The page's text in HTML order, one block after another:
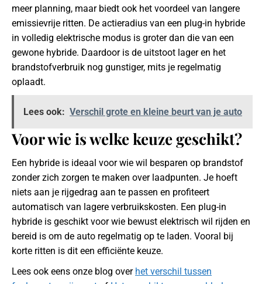
meer planning, maar biedt ook het voordeel van langere
emissievrije ritten. De actieradius van een plug-in hybride
in volledig elektrische modus is groter dan die van een
gewone hybride. Daardoor is de uitstoot lager en het
brandstofverbruik nog gunstiger, mits je regelmatig
oplaadt.
Lees ook: Verschil grote en kleine beurt van je auto
Voor wie is welke keuze geschikt?
Een hybride is ideaal voor wie wil besparen op brandstof
zonder zich zorgen te maken over laadpunten. Je hoeft
niets aan je rijgedrag aan te passen en profiteert
automatisch van lagere verbruikskosten. Een plug-in
hybride is geschikt voor wie bewust elektrisch wil rijden en
bereid is om de auto regelmatig op te laden. Vooral bij
korte ritten is dit een efficiënte keuze.
Lees ook eens onze blog over het verschil tussen